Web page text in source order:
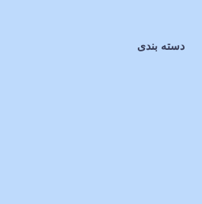
دسته بندی